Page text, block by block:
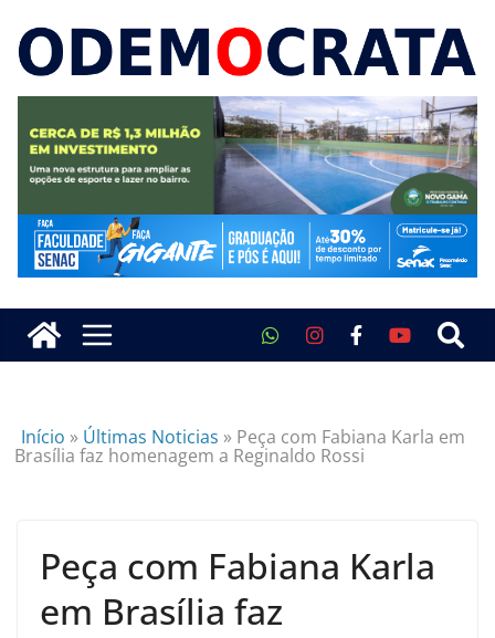
Início » Últimas Noticias » Peça com Fabiana Karla em
Brasília faz homenagem a Reginaldo Rossi
Peça com Fabiana Karla
em Brasília faz